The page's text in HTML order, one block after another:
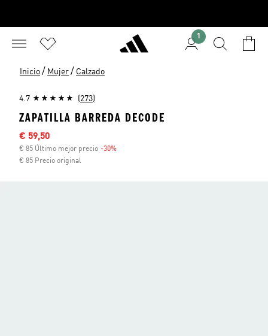
1
Inicio / Mujer / Calzado
4.7 (273)
ZAPATILLA BARREDA DECODE
Precio rebajado
€ 59,50
€ 85 Último mejor precio -30%
€ 85 Precio original